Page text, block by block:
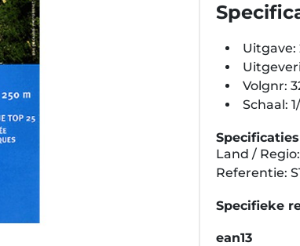
Uitgave:
Volgnr:
Schaal:
Specificaties
Land /
Referentie:
Specifieke
ean13